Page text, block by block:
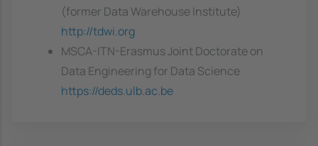
(former Data Warehouse Institute)
http://tdwi.org
MSCA-ITN-Erasmus Joint Doctorate on
Data Engineering for Data Science
https://deds.ulb.ac.be